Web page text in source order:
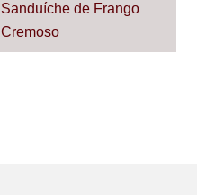
Sanduíche de Frango
Cremoso